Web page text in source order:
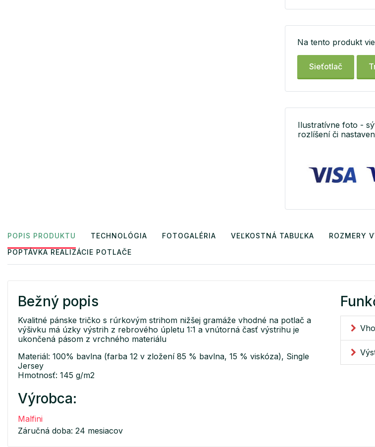
Na tento produkt
Sieťotlač
Ilustratívne foto -
rozlíšení či
POPIS PRODUKTU TECHNOLÓGIA FOTOGALÉRIA VEĽKOSTNÁ TABUĽKA ROZMERY
POPTÁVKA REALIZÁCIE POTLAČE
Bežný popis
Kvalitné pánske tričko s rúrkovým strihom nižšej gramáže vhodné na potlač a
výšivku má úzky výstrih z rebrového úpletu 1:1 a vnútorná časť výstrihu je
ukončená pásom z vrchného materiálu
Materiál: 100% bavlna (farba 12 v zložení 85 % bavlna, 15 % viskóza), Single
Jersey
Hmotnosť: 145 g/m2
Výrobca:
Malfini
Záručná doba: 24 mesiacov